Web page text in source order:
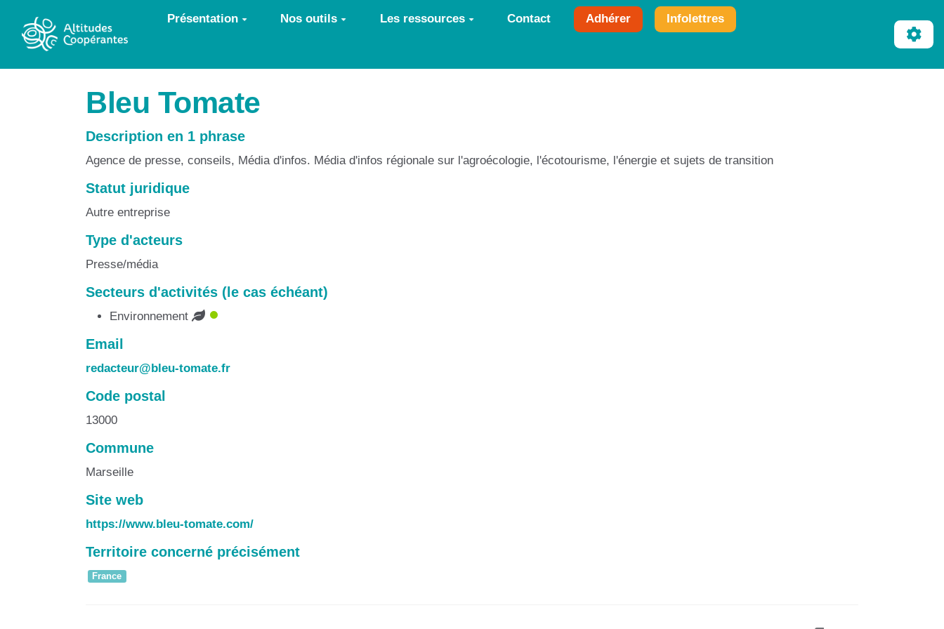
Aller au contenu principal Présentation Nos outils Les ressources Contact Adhérer Infolettres
Bleu Tomate
Description en 1 phrase
Agence de presse, conseils, Média d'infos. Média d'infos régionale sur l'agroécologie, l'écotourisme, l'énergie et sujets de transition
Statut juridique
Autre entreprise
Type d'acteurs
Presse/média
Secteurs d'activités (le cas échéant)
Environnement
Email
redacteur@bleu-tomate.fr
Code postal
13000
Commune
Marseille
Site web
https://www.bleu-tomate.com/
Territoire concerné précisément
France